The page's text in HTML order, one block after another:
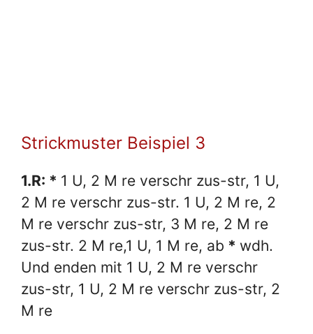
Strickmuster Beispiel 3
1.R: * 1 U, 2 M re verschr zus-str, 1 U,
2 M re verschr zus-str. 1 U, 2 M re, 2
M re verschr zus-str, 3 M re, 2 M re
zus-str. 2 M re,1 U, 1 M re, ab * wdh.
Und enden mit 1 U, 2 M re verschr
zus-str, 1 U, 2 M re verschr zus-str, 2
M re